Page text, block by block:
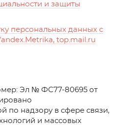
и защиты
персональных данных с
top.mail.ru
Эл № ФС77-80695 от
по надзору в сфере связи,
и массовых